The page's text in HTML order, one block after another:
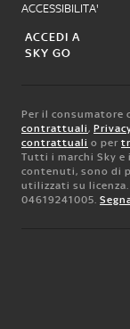
ACCESSIBILITA'
ACCEDI A
SKY GO
Per il consumatore
contrattuali,
contrattuali o per
Tutti i marchi Sky
contenuti, sono di
utilizzati su licenza.
04619241005.